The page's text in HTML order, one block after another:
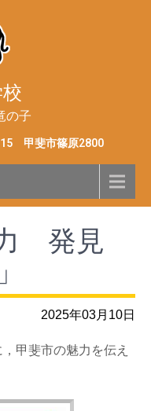
の子
甲斐市篠原2800
力 発見
2025年03月10日
甲斐市の魅力を伝え